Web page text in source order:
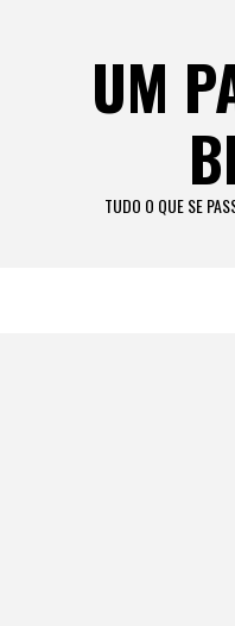
UM
TUDO O QUE SE